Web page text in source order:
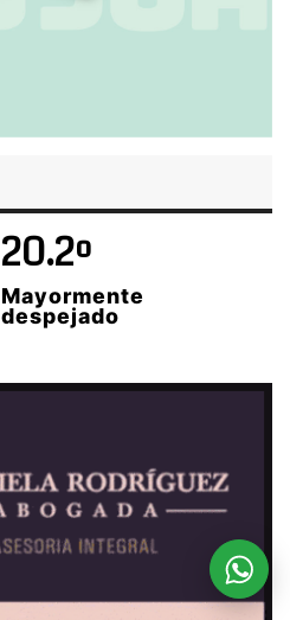
20.2º
Mayormente
despejado